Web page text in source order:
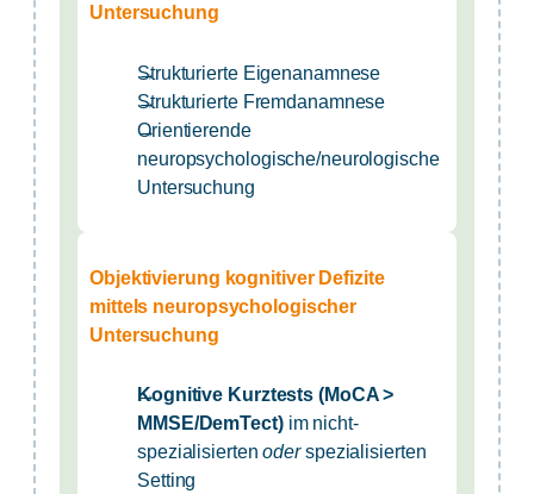
Untersuchung
Strukturierte Eigenanamnese
Strukturierte Fremdanamnese
Orientierende
neuropsychologische/neurologische
Untersuchung
Objektivierung kognitiver Defizite
mittels neuropsychologischer
Untersuchung
Kognitive Kurztests (MoCA >
MMSE/DemTect)im nicht-
spezialisiertenoderspezialisierten
Setting